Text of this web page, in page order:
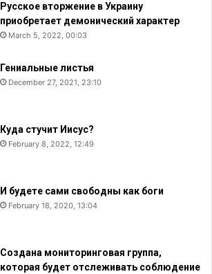
Русское вторжение в Украину
приобретает демонический характер
March 5, 2022, 00:03
Гениальные листья
December 27, 2021, 23:10
Куда стучит Иисус?
February 8, 2022, 12:49
И будете сами свободны как боги
February 18, 2020, 13:04
Создана мониторинговая группа,
которая будет отслеживать соблюдение